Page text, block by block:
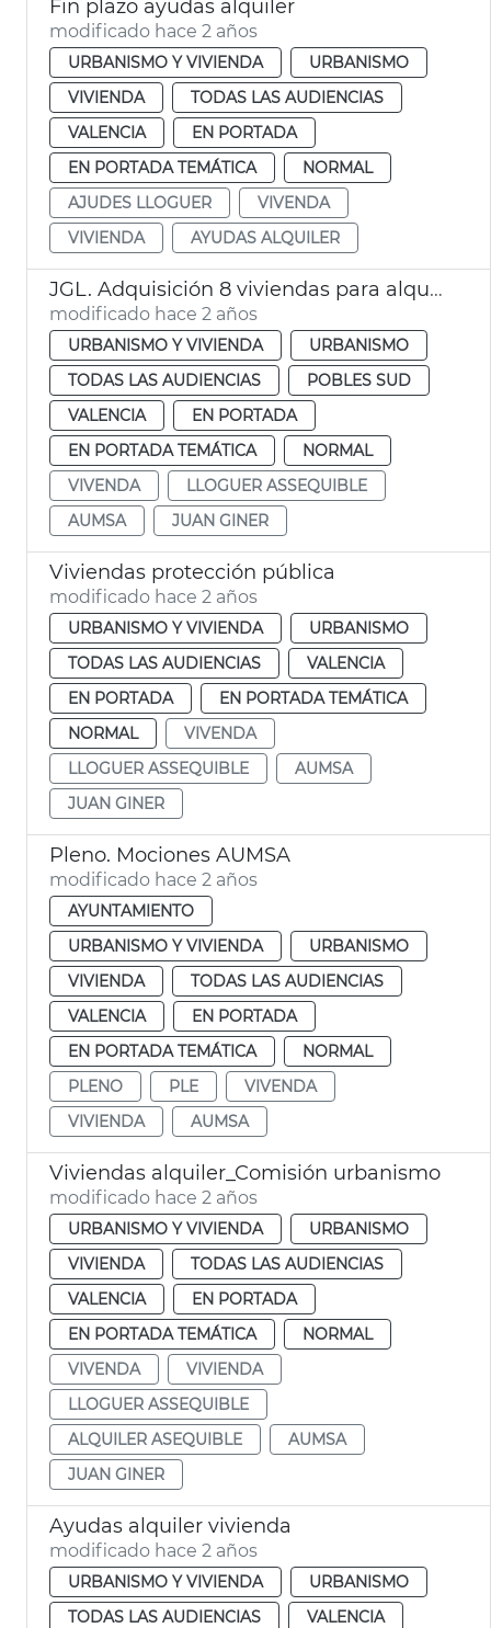
Fin plazo ayudas alquiler
modificado hace 2 años
URBANISMO Y VIVIENDA
URBANISMO
VIVIENDA
TODAS LAS AUDIENCIAS
VALENCIA
EN PORTADA
EN PORTADA TEMÁTICA
NORMAL
AJUDES LLOGUER
VIVENDA
VIVIENDA
AYUDAS ALQUILER
JGL. Adquisición 8 viviendas para alquiler
modificado hace 2 años
URBANISMO Y VIVIENDA
URBANISMO
TODAS LAS AUDIENCIAS
POBLES SUD
VALENCIA
EN PORTADA
EN PORTADA TEMÁTICA
NORMAL
VIVENDA
LLOGUER ASSEQUIBLE
AUMSA
JUAN GINER
Viviendas protección pública
modificado hace 2 años
URBANISMO Y VIVIENDA
URBANISMO
TODAS LAS AUDIENCIAS
VALENCIA
EN PORTADA
EN PORTADA TEMÁTICA
NORMAL
VIVENDA
LLOGUER ASSEQUIBLE
AUMSA
JUAN GINER
Pleno. Mociones AUMSA
modificado hace 2 años
AYUNTAMIENTO
URBANISMO Y VIVIENDA
URBANISMO
VIVIENDA
TODAS LAS AUDIENCIAS
VALENCIA
EN PORTADA
EN PORTADA TEMÁTICA
NORMAL
PLENO
PLE
VIVENDA
VIVIENDA
AUMSA
Viviendas alquiler_Comisión urbanismo
modificado hace 2 años
URBANISMO Y VIVIENDA
URBANISMO
VIVIENDA
TODAS LAS AUDIENCIAS
VALENCIA
EN PORTADA
EN PORTADA TEMÁTICA
NORMAL
VIVENDA
VIVIENDA
LLOGUER ASSEQUIBLE
ALQUILER ASEQUIBLE
AUMSA
JUAN GINER
Ayudas alquiler vivienda
modificado hace 2 años
URBANISMO Y VIVIENDA
URBANISMO
TODAS LAS AUDIENCIAS
VALENCIA